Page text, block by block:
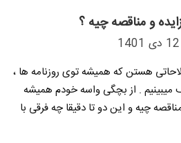
و مناقصه چیه ؟
12 دی 1401
هستن که همیشه توی روزنامه ها ،
میبینیم . از بچگی واسه خودم همیشه
چیه و این دو تا دقیقا چه فرقی با